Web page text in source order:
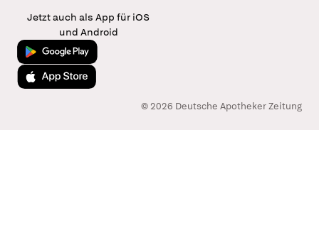
Jetzt auch als App für iOS
und Android
Jetzt bei Google Play
Laden im App Store
© 2026 Deutsche Apotheker Zeitung